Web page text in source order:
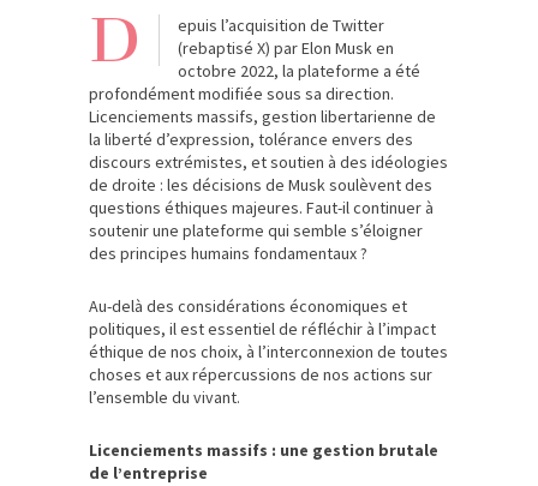
D
epuis l’acquisition de Twitter
(rebaptisé X) par Elon Musk en
octobre 2022, la plateforme a été
profondément modifiée sous sa direction.
Licenciements massifs, gestion libertarienne de
la liberté d’expression, tolérance envers des
discours extrémistes, et soutien à des idéologies
de droite : les décisions de Musk soulèvent des
questions éthiques majeures. Faut-il continuer à
soutenir une plateforme qui semble s’éloigner
des principes humains fondamentaux ?
Au-delà des considérations économiques et
politiques, il est essentiel de réfléchir à l’impact
éthique de nos choix, à l’interconnexion de toutes
choses et aux répercussions de nos actions sur
l’ensemble du vivant.
Licenciements massifs : une gestion brutale
de l’entreprise